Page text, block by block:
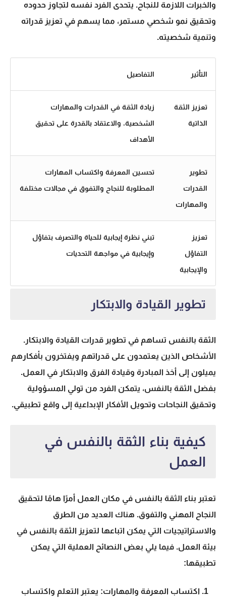
والخبرات اللازمة للنجاح. يتحدى الفرد نفسه لتجاوز حدوده
وتحقيق نمو شخصي مستمر، مما يسهم في تعزيز قدراته
وتنمية شخصيته.
التأثير التفاصيل
تعزيز الثقة
الذاتية
زيادة الثقة في القدرات والمهارات
الشخصية، والاعتقاد بالقدرة على تحقيق
الأهداف
تطوير
القدرات
والمهارات
تحسين المعرفة واكتساب المهارات
المطلوبة للنجاح والتفوق في مجالات مختلفة
تعزيز
التفاؤل
والإيجابية
تبني نظرة إيجابية للحياة والتصرف بتفاؤل
وإيجابية في مواجهة التحديات
تطوير القيادة والابتكار
الثقة بالنفس تساهم في تطوير قدرات القيادة والابتكار.
الأشخاص الذين يعتمدون على قدراتهم ويفتخرون بأفكارهم
يميلون إلى أخذ المبادرة وقيادة الفرق والابتكار في العمل.
بفضل الثقة بالنفس، يتمكن الفرد من تولي المسؤولية
وتحقيق النجاحات وتحويل الأفكار الإبداعية إلى واقع تطبيقي.
كيفية بناء الثقة بالنفس في
العمل
تعتبر بناء الثقة بالنفس في مكان العمل أمرًا هامًا لتحقيق
النجاح المهني والتفوق. هناك العديد من الطرق
والاستراتيجيات التي يمكن اتباعها لتعزيز الثقة بالنفس في
بيئة العمل. فيما يلي بعض النصائح العملية التي يمكن
تطبيقها:
اكتساب المعرفة والمهارات: يعتبر التعلم واكتساب